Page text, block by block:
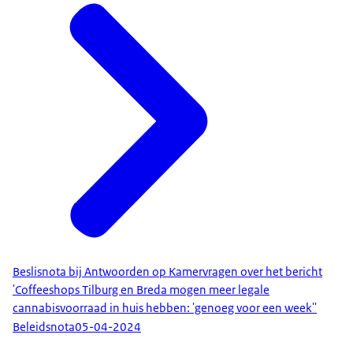
Beslisnota bij Antwoorden op Kamervragen over het bericht
'Coffeeshops Tilburg en Breda mogen meer legale
cannabisvoorraad in huis hebben: 'genoeg voor een week''
Beleidsnota05-04-2024